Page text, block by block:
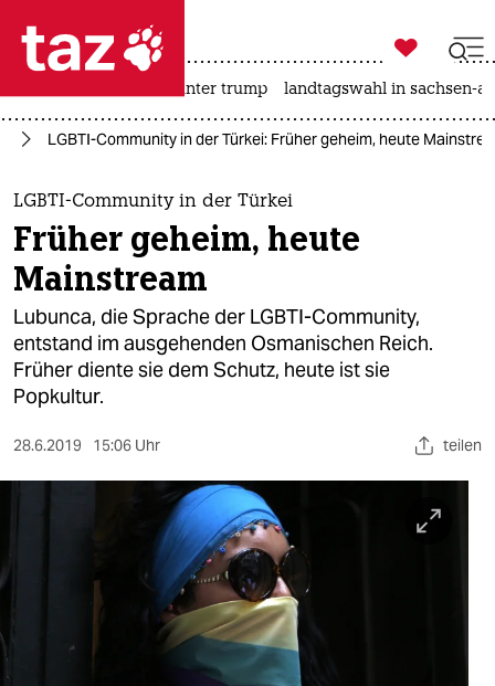
 taz zahl ich
taz zahl ich
themen
politik
öko
gesellschaft
kultur
sport
wahrheit
verlag

taz zahl ich
usa unter trump landtagswahl in sachsen-
LGBTI-Community in der Türkei: Früher geheim, heute
LGBTI-Community in der Türkei
Früher geheim, heute
Mainstream
Lubunca, die Sprache der LGBTI-Community,
entstand im ausgehenden Osmanischen Reich.
Früher diente sie dem Schutz, heute ist sie
Popkultur.
28.6.2019 15:06 Uhr teilen